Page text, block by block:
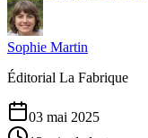
Sophie Martin
Éditorial La Fabrique
03 mai 2025